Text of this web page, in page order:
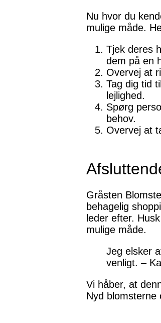
Nu hvor du
mulige måde.
Tjek deres
dem på en
Overvej at
Tag dig tid
lejlighed.
Spørg
behov.
Overvej at
Gråsten
behagelig
leder efter.
mulige måde.
Jeg elsker
venligt. –
Vi håber, at
Nyd